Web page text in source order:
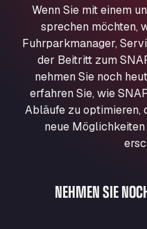
Aut A1 Exit 385, 01207
Anglia Motel
Washway Road, PE12
Anpol Sp. z o.o.
Ul. Torunska 147,
Aqua Ariva GmbH
Marie-Curie-Straße
Aral Autohof
Oppelner Str. 1, 31167
Wenn Sie mit einem
sprechen möchten,
Fuhrparkmanager,
der Beitritt zum
nehmen Sie noch
erfahren Sie, wie
Abläufe zu optimieren,
neue
NEHMEN SIE